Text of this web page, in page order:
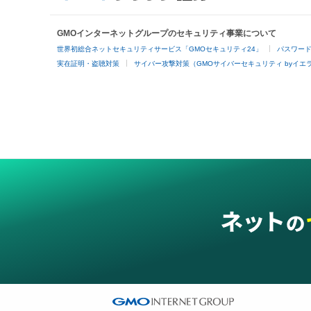
GMOインターネットグループのセキュリティ事業について
世界初総合ネットセキュリティサービス「GMOセキュリティ24」
パスワー
実在証明・盗聴対策
サイバー攻撃対策（GMOサイバーセキュリティ byイエ